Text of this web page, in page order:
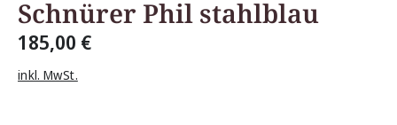
Schnürer Phil stahlblau
185,00 €
inkl. MwSt.